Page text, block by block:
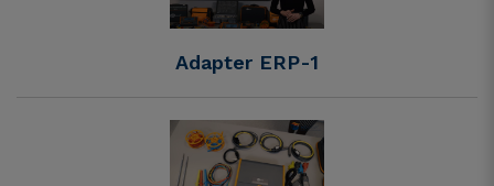
Adapter ERP-1